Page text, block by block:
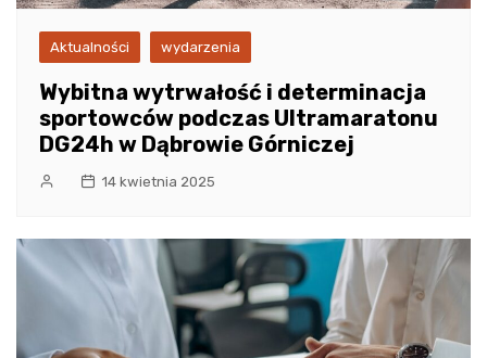
Aktualności wydarzenia
Wybitna wytrwałość i determinacja
sportowców podczas Ultramaratonu
DG24h w Dąbrowie Górniczej
14 kwietnia 2025